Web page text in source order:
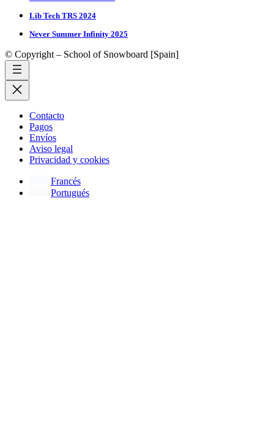
Lib Tech TRS 2024
Never Summer Infinity 2025
© Copyright – School of Snowboard [Spain]
Contacto
Pagos
Envíos
Aviso legal
Privacidad y cookies
Francés
Portugués